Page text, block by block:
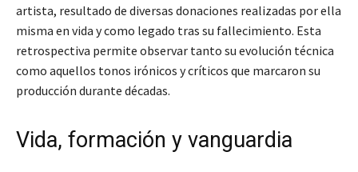
artista, resultado de diversas donaciones realizadas por ella
misma en vida y como legado tras su fallecimiento. Esta
retrospectiva permite observar tanto su evolución técnica
como aquellos tonos irónicos y críticos que marcaron su
producción durante décadas.
Vida, formación y vanguardia